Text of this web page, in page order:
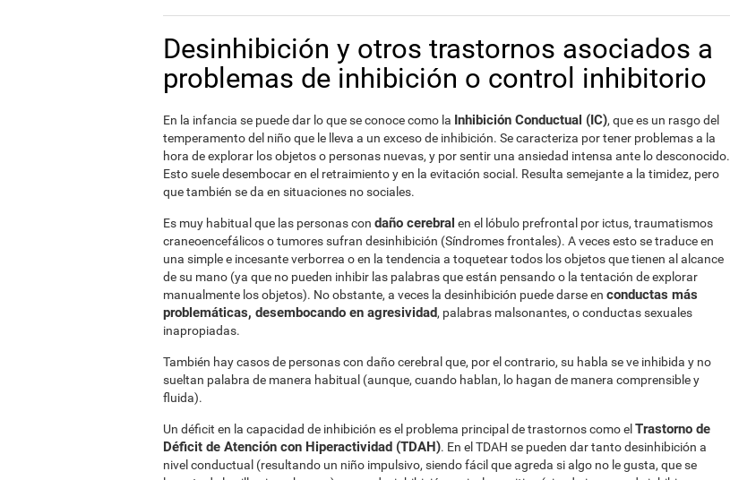
Desinhibición y otros trastornos asociados a
problemas de inhibición o control inhibitorio
En la infancia se puede dar lo que se conoce como la Inhibición Conductual (IC), que es un rasgo del
temperamento del niño que le lleva a un exceso de inhibición. Se caracteriza por tener problemas a la
hora de explorar los objetos o personas nuevas, y por sentir una ansiedad intensa ante lo desconocido.
Esto suele desembocar en el retraimiento y en la evitación social. Resulta semejante a la timidez, pero
que también se da en situaciones no sociales.
Es muy habitual que las personas con daño cerebral en el lóbulo prefrontal por ictus, traumatismos
craneoencefálicos o tumores sufran desinhibición (Síndromes frontales). A veces esto se traduce en
una simple e incesante verborrea o en la tendencia a toquetear todos los objetos que tienen al alcance
de su mano (ya que no pueden inhibir las palabras que están pensando o la tentación de explorar
manualmente los objetos). No obstante, a veces la desinhibición puede darse en conductas más
problemáticas, desembocando en agresividad, palabras malsonantes, o conductas sexuales
inapropiadas.
También hay casos de personas con daño cerebral que, por el contrario, su habla se ve inhibida y no
sueltan palabra de manera habitual (aunque, cuando hablan, lo hagan de manera comprensible y
fluida).
Un déficit en la capacidad de inhibición es el problema principal de trastornos como el Trastorno de
Déficit de Atención con Hiperactividad (TDAH). En el TDAH se pueden dar tanto desinhibición a
nivel conductual (resultando un niño impulsivo, siendo fácil que agreda si algo no le gusta, que se